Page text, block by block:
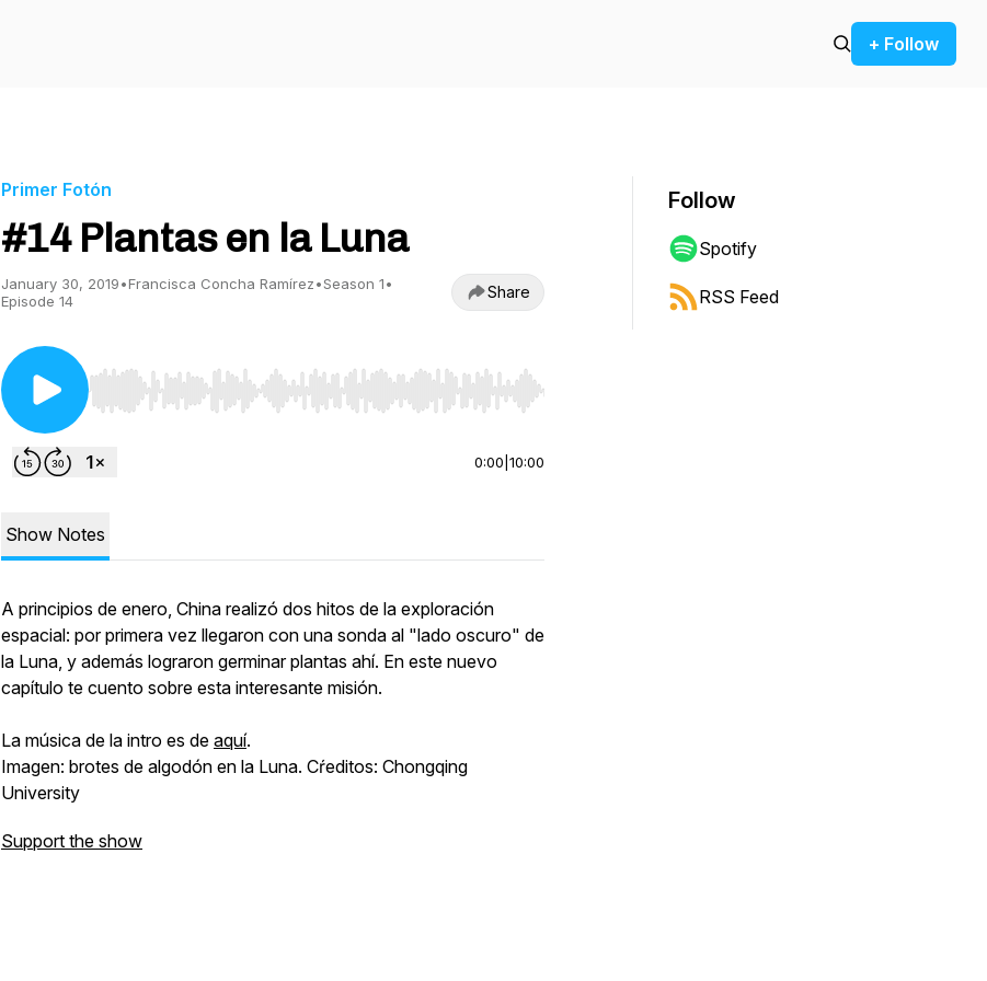
+ Follow
Primer Fotón
#14 Plantas en la Luna
January 30, 2019•Francisca Concha Ramírez•Season 1•
Episode 14
Share
Use Left/Right to seek, Home/End to jump to start or end. Hold shift to jump forward or backward.
0:00 10:00
Show Notes
A principios de enero, China realizó dos hitos de la exploración
espacial: por primera vez llegaron con una sonda al "lado oscuro" de
la Luna, y además lograron germinar plantas ahí. En este nuevo
capítulo te cuento sobre esta interesante misión.
La música de la intro es de aquí.
Imagen: brotes de algodón en la Luna. Cŕeditos: Chongqing
University
Support the show
Follow
Spotify
RSS Feed